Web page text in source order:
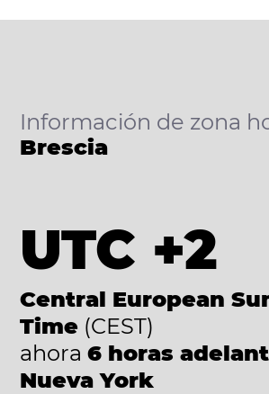
Información de zona
Brescia
UTC +2
Central European
Time (CEST)
ahora 6 horas
Nueva York